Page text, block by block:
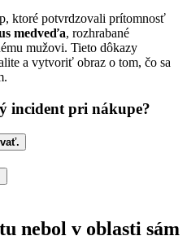
ktoré potvrdzovali prítomnosť
medveďa, rozhrabané
mužovi. Tieto dôkazy
a vytvoriť obraz o tom, čo sa
incident pri nákupe?
nebol v oblasti sám